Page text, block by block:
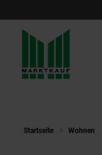
Startseite Wohnen